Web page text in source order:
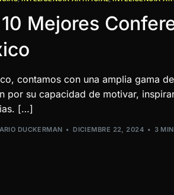
Mejores
contamos con una amplia gama
por su capacidad de motivar,
[…]
DUCKERMAN DICIEMBRE 22, 2024 3